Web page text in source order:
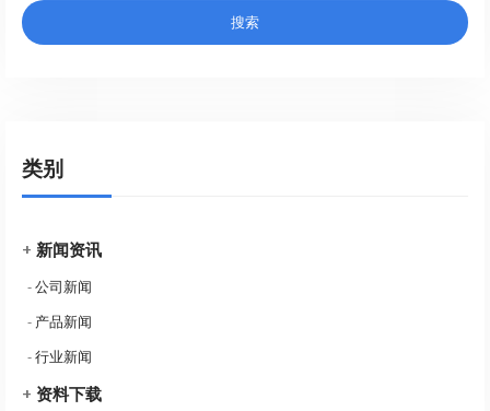
类别
+ 新闻资讯
-公司新闻
- 产品新闻
-行业新闻
+ 资料下载